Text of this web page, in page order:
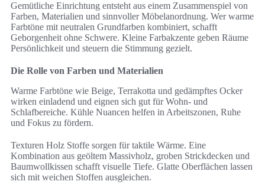
Gemütliche Einrichtung entsteht aus einem Zusammenspiel von
Farben, Materialien und sinnvoller Möbelanordnung. Wer warme
Farbtöne mit neutralen Grundfarben kombiniert, schafft
Geborgenheit ohne Schwere. Kleine Farbakzente geben Räume
Persönlichkeit und steuern die Stimmung gezielt.
Die Rolle von Farben und Materialien
Warme Farbtöne wie Beige, Terrakotta und gedämpftes Ocker
wirken einladend und eignen sich gut für Wohn- und
Schlafbereiche. Kühle Nuancen helfen in Arbeitszonen, Ruhe
und Fokus zu fördern.
Texturen Holz Stoffe sorgen für taktile Wärme. Eine
Kombination aus geöltem Massivholz, groben Strickdecken und
Baumwollkissen schafft visuelle Tiefe. Glatte Oberflächen lassen
sich mit weichen Stoffen ausgleichen.